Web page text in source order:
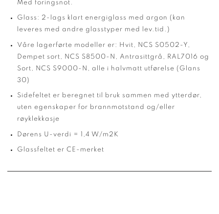
Med foringsnot.
Glass: 2-lags klart energiglass med argon (kan
leveres med andre glasstyper med lev.tid.)
Våre lagerførte modeller er: Hvit, NCS S0502-Y,
Dempet sort, NCS S8500-N, Antrasittgrå, RAL7016 og
Sort, NCS S9000-N, alle i halvmatt utførelse (Glans
30)
Sidefeltet er beregnet til bruk sammen med ytterdør,
uten egenskaper for brannmotstand og/eller
røyklekkasje
Dørens U-verdi = 1,4 W/m2K
Glassfeltet er CE-merket